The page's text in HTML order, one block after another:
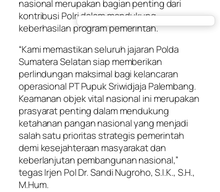
nasional merupakan bagian penting dari
kontribusi Polri dalam mendukung
keberhasilan program pemerintah.
“Kami memastikan seluruh jajaran Polda
Sumatera Selatan siap memberikan
perlindungan maksimal bagi kelancaran
operasional PT Pupuk Sriwidjaja Palembang.
Keamanan objek vital nasional ini merupakan
prasyarat penting dalam mendukung
ketahanan pangan nasional yang menjadi
salah satu prioritas strategis pemerintah
demi kesejahteraan masyarakat dan
keberlanjutan pembangunan nasional,”
tegas Irjen Pol Dr. Sandi Nugroho, S.I.K., S.H.,
M.Hum.